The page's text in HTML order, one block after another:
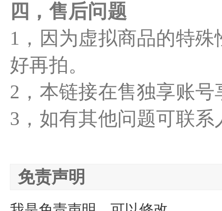
四，售后问题
1，因为虚拟商品的特
好再拍。
2，本链接在售独享账
3，如有其他问题可联系
免责声明